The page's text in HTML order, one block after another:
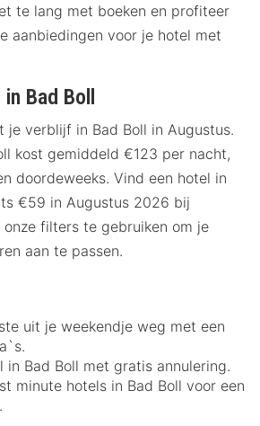
te lang met boeken en profiteer
aanbiedingen voor je hotel met
Bad Boll
je verblijf in Bad Boll in Augustus.
kost gemiddeld €123 per nacht,
doordeweeks. Vind een hotel in
€59 in Augustus 2026 bij
filters te gebruiken om je
aan te passen.
uit je weekendje weg met een
in Bad Boll met gratis annulering.
minute hotels in Bad Boll voor een